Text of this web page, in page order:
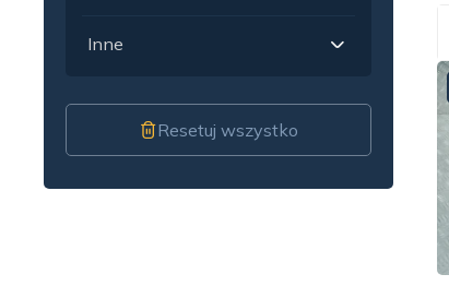
Inne
Resetuj wszystko